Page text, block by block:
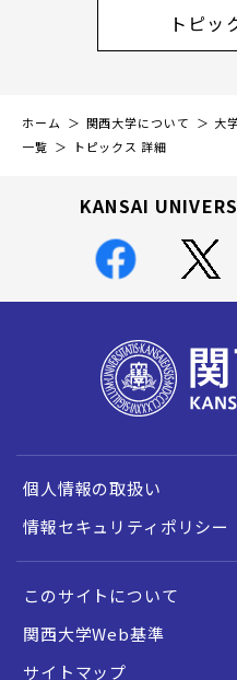
トピッ
ホーム 関西大学について 大
一覧
トピックス 詳細
KANSAI
個人情報の取扱い
情報セキュリティポリシー
このサイトについて
関西大学Web基準
サイトマップ